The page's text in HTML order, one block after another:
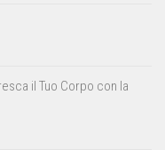
il Tuo Corpo con la